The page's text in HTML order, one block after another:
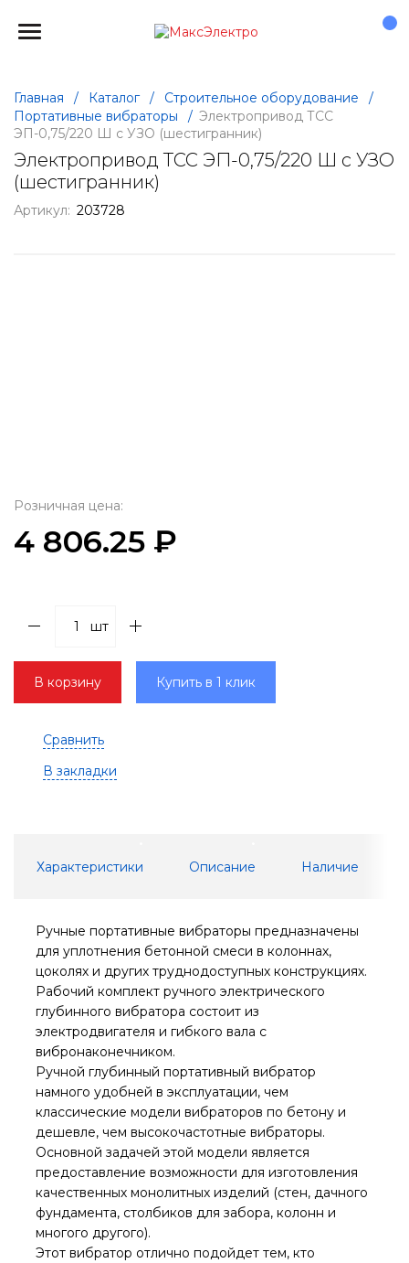
Главная / Каталог / Строительное оборудование
/
Портативные вибраторы
/ Электропривод ТСС
ЭП-0,75/220 Ш с УЗО (шестигранник)
Электропривод ТСС ЭП-0,75/220 Ш с УЗО
(шестигранник)
Артикул: 203728
Розничная цена:
4 806.25 ₽
шт
В корзину Купить в 1 клик
Сравнить
В закладки
Характеристики Описание Наличие
Ручные портативные вибраторы предназначены
для уплотнения бетонной смеси в колоннах,
цоколях и других труднодоступных конструкциях.
Рабочий комплект ручного электрического
глубинного вибратора состоит из
электродвигателя и гибкого вала с
вибронаконечником.
Ручной глубинный портативный вибратор
намного удобней в эксплуатации, чем
классические модели вибраторов по бетону и
дешевле, чем высокочастотные вибраторы.
Основной задачей этой модели является
предоставление возможности для изготовления
качественных монолитных изделий (стен, дачного
фундамента, столбиков для забора, колонн и
многого другого).
Этот вибратор отлично подойдет тем, кто